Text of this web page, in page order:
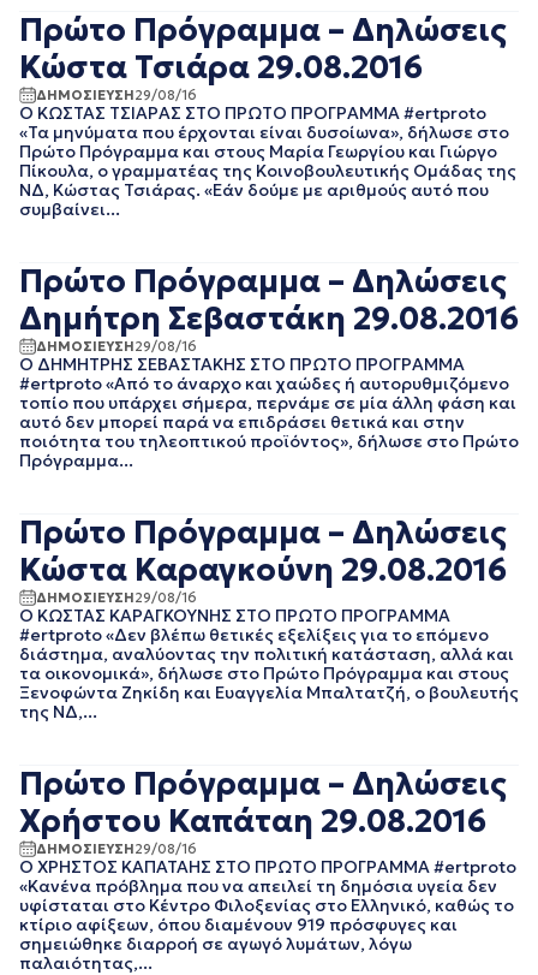
ΑΠΡΙΛΙΟΣ 2022
ΜΑΡΤΙΟΣ 2022
ΙΑΝΟΥΑΡΙΟΣ 2022
ΔΕΚΕΜΒΡΙΟΣ 2021
ΝΟΕΜΒΡΙΟΣ 2021
ΟΚΤΩΒΡΙΟΣ 2021
ΙΟΥΝΙΟΣ 2021
ΜΑΙΟΣ 2021
ΜΑΡΤΙΟΣ 2021
ΦΕΒΡΟΥΑΡΙΟΣ 2021
ΙΑΝΟΥΑΡΙΟΣ 2021
ΔΕΚΕΜΒΡΙΟΣ 2020
ΣΕΠΤΕΜΒΡΙΟΣ 2020
ΑΥΓΟΥΣΤΟΣ 2020
ΙΟΥΛΙΟΣ 2020
ΜΑΙΟΣ 2020
ΑΠΡΙΛΙΟΣ 2020
ΜΑΡΤΙΟΣ 2020
ΦΕΒΡΟΥΑΡΙΟΣ 2020
ΝΟΕΜΒΡΙΟΣ 2019
ΟΚΤΩΒΡΙΟΣ 2019
ΣΕΠΤΕΜΒΡΙΟΣ 2019
ΙΟΥΛΙΟΣ 2019
ΙΟΥΝΙΟΣ 2019
ΜΑΙΟΣ 2019
ΑΠΡΙΛΙΟΣ 2019
Πρώτο Πρόγραμμα – Δηλώσεις
Κώστα Τσιάρα 29.08.2016
ΔΗΜΟΣΙΕΥΣΗ29/08/16
Ο ΚΩΣΤΑΣ ΤΣΙΑΡΑΣ ΣΤΟ ΠΡΩΤO ΠΡΟΓΡΑΜΜΑ #ertproto
«Τα μηνύματα που έρχονται είναι δυσοίωνα», δήλωσε στο
Πρώτο Πρόγραμμα και στους Μαρία Γεωργίου και Γιώργο
Πίκουλα, ο γραμματέας της Κοινοβουλευτικής Ομάδας της
ΝΔ, Κώστας Τσιάρας. «Εάν δούμε με αριθμούς αυτό που
συμβαίνει...
Πρώτο Πρόγραμμα – Δηλώσεις
Δημήτρη Σεβαστάκη 29.08.2016
ΔΗΜΟΣΙΕΥΣΗ29/08/16
Ο ΔΗΜΗΤΡΗΣ ΣΕΒΑΣΤΑΚΗΣ ΣΤΟ ΠΡΩΤO ΠΡΟΓΡΑΜΜΑ
#ertproto «Από το άναρχο και χαώδες ή αυτορυθμιζόμενο
τοπίο που υπάρχει σήμερα, περνάμε σε μία άλλη φάση και
αυτό δεν μπορεί παρά να επιδράσει θετικά και στην
ποιότητα του τηλεοπτικού προϊόντος», δήλωσε στο Πρώτο
Πρόγραμμα...
Πρώτο Πρόγραμμα – Δηλώσεις
Κώστα Καραγκούνη 29.08.2016
ΔΗΜΟΣΙΕΥΣΗ29/08/16
Ο ΚΩΣΤΑΣ ΚΑΡΑΓΚΟΥΝΗΣ ΣΤΟ ΠΡΩΤO ΠΡΟΓΡΑΜΜΑ
#ertproto «Δεν βλέπω θετικές εξελίξεις για το επόμενο
διάστημα, αναλύοντας την πολιτική κατάσταση, αλλά και
τα οικονομικά», δήλωσε στο Πρώτο Πρόγραμμα και στους
Ξενοφώντα Ζηκίδη και Ευαγγελία Μπαλτατζή, ο βουλευτής
της ΝΔ,...
Πρώτο Πρόγραμμα – Δηλώσεις
Χρήστου Καπάταη 29.08.2016
ΔΗΜΟΣΙΕΥΣΗ29/08/16
Ο ΧΡΗΣΤΟΣ ΚΑΠΑΤΑΗΣ ΣΤΟ ΠΡΩΤO ΠΡΟΓΡΑΜΜΑ #ertproto
«Kανένα πρόβλημα που να απειλεί τη δημόσια υγεία δεν
υφίσταται στο Κέντρο Φιλοξενίας στο Ελληνικό, καθώς το
κτίριο αφίξεων, όπου διαμένουν 919 πρόσφυγες και
σημειώθηκε διαρροή σε αγωγό λυμάτων, λόγω
παλαιότητας,...